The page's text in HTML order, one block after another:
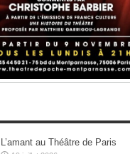
L’amant au Théâtre de Paris